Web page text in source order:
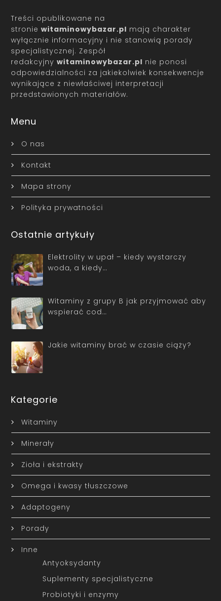
Treści opublikowane na
stroniewitaminowybazar.pl mają charakter
wyłącznie informacyjny i nie stanowią porady
specjalistycznej. Zespół
redakcyjnywitaminowybazar.pl nie ponosi
odpowiedzialności za jakiekolwiek konsekwencje
wynikające z niewłaściwej interpretacji
przedstawionych materiałów.
Menu
O nas
Kontakt
Mapa strony
Polityka prywatności
Ostatnie artykuły
Elektrolity w upał – kiedy wystarczy
woda, a kiedy…
Witaminy z grupy B jak przyjmować aby
wspierać cod…
Jakie witaminy brać w czasie ciąży?
Kategorie
Witaminy
Minerały
Zioła i ekstrakty
Omega i kwasy tłuszczowe
Adaptogeny
Porady
Inne
Antyoksydanty
Suplementy specjalistyczne
Probiotyki i enzymy